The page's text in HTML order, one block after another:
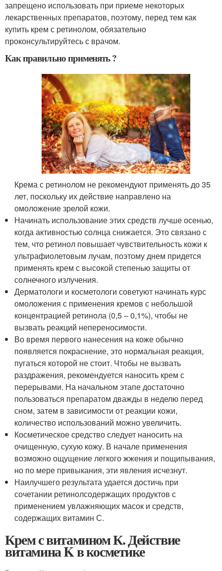
запрещено использовать при приеме некоторых
лекарственных препаратов, поэтому, перед тем как
купить крем с ретинолом, обязательно
проконсультируйтесь с врачом.
Как правильно применять ?
Крема с ретинолом не рекомендуют применять до 35
лет, поскольку их действие направлено на
омоложение зрелой кожи.
Начинать использование этих средств лучше осенью,
когда активностью солнца снижается. Это связано с
тем, что ретинол повышает чувствительность кожи к
ультрафиолетовым лучам, поэтому днем придется
применять крем с высокой степенью защиты от
солнечного излучения.
Дерматологи и косметологи советуют начинать курс
омоложения с применения кремов с небольшой
концентрацией ретинола (0,5 – 0,1%), чтобы не
вызвать реакций непереносимости.
Во время первого нанесения на коже обычно
появляется покраснение, это нормальная реакция,
пугаться которой не стоит. Чтобы не вызвать
раздражения, рекомендуется наносить крем с
перерывами. На начальном этапе достаточно
пользоваться препаратом дважды в неделю перед
сном, затем в зависимости от реакции кожи,
количество использований можно увеличить.
Косметическое средство следует наносить на
очищенную, сухую кожу. В начале применения
возможно ощущение легкого жжения и пощипывания,
но по мере привыкания, эти явления исчезнут.
Наилучшего результата удается достичь при
сочетании ретинолсодержащих продуктов с
применением увлажняющих масок и средств,
содержащих витамин С.
Крем с витамином К. Действие
витамина K в косметике